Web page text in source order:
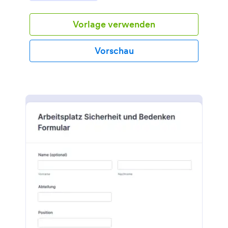
Unternehmen zu arbeiten beginnt, dann ist dies die
richtige Formularvorlage für Sie! Sie können das
Formular anpassen und das Logo und die Farben
Ihres Unternehmens hinzufügen, um es zu
personalisieren. Nachdem Sie das Feedback
wie Slack, MailChimp oder Salesforce nutzen,
Anwendungen senden. Sie können die PDFs auch
auf Ihren Social-Media-Plattformen teilen. Diese
Mitarbeitern zu ermöglichen.
Vorlage verwenden
Vorschau